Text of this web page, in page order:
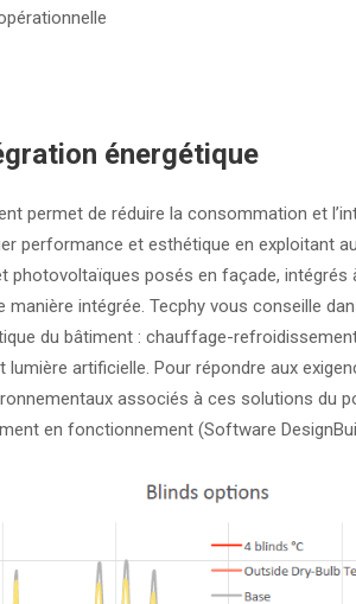
énergétique
permet de réduire la consommation et
performance et esthétique en exploitant
photovoltaïques posés en façade,
intégrée. Tecphy vous conseille
du bâtiment : chauffage-
artificielle. Pour répondre aux
associés à ces solutions du
en fonctionnement (Software